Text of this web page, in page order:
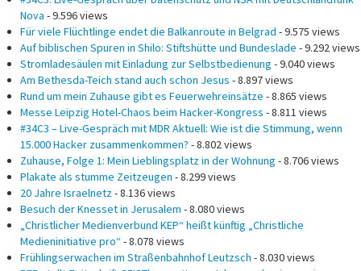
Nova - 9.596 views
Für viele Flüchtlinge endet die Balkanroute in Belgrad - 9.575 views
Auf biblischen Spuren in Shilo: Stiftshütte und Bundeslade - 9.292 views
Stromladesäulen mit Einladung zur Selbstbedienung - 9.040 views
Am Bethesda-Teich stand auch schon Jesus - 8.897 views
Rund um mein Zuhause gibt es Feuerwehreinsätze - 8.865 views
Messe Leipzig Hotel-Chaos beim Hacker-Kongress - 8.811 views
#34C3 – Live-Gespräch mit MDR Aktuell: Wie ist die Stimmung, wenn
15.000 Hacker zusammenkommen? - 8.802 views
Zuhause, Folge 1: Mein Lieblingsplatz in der Wohnung - 8.706 views
Plakate als stumme Zeitzeugen - 8.299 views
20 Jahre Israelnetz- 8.136 views
Besuch der Knesset in Jerusalem - 8.080 views
„Christlicher Medienverbund KEP“ heißt künftig „Christliche
Medieninitiative pro“- 8.078 views
Frühlingserwachen im Straßenbahnhof Leutzsch - 8.030 views